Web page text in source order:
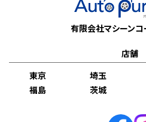
有限会社マシーンコ
店舗
東京
埼玉
福島
茨城